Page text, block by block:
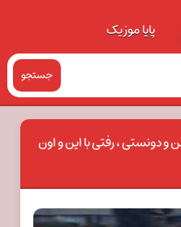
پایا موزیک
جستجو
دونستی ، رفتی با این و اون